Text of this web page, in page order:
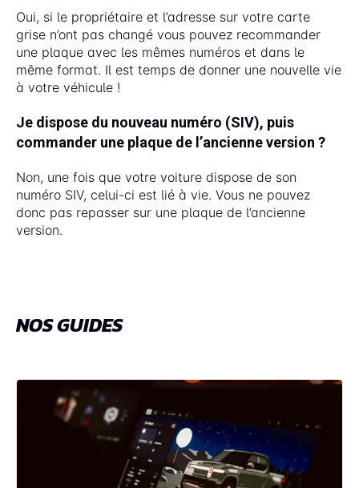
Oui, si le propriétaire et l’adresse sur votre carte
grise n’ont pas changé vous pouvez recommander
une plaque avec les mêmes numéros et dans le
même format. Il est temps de donner une nouvelle vie
à votre véhicule !
Je dispose du nouveau numéro (SIV), puis
commander une plaque de l’ancienne version ?
Non, une fois que votre voiture dispose de son
numéro SIV, celui-ci est lié à vie. Vous ne pouvez
donc pas repasser sur une plaque de l’ancienne
version.
NOS GUIDES